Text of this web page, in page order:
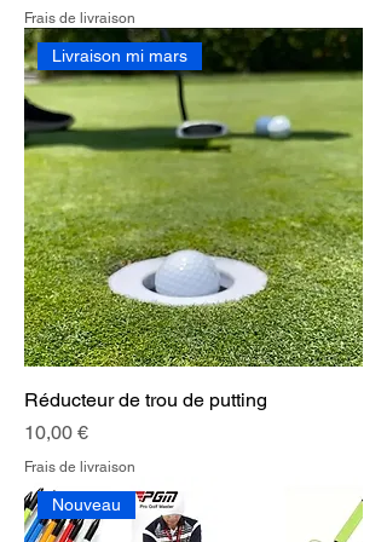
Frais de livraison
Livraison mi mars
Réducteur de trou de putting
Prix
10,00 €
Frais de livraison
Nouveau